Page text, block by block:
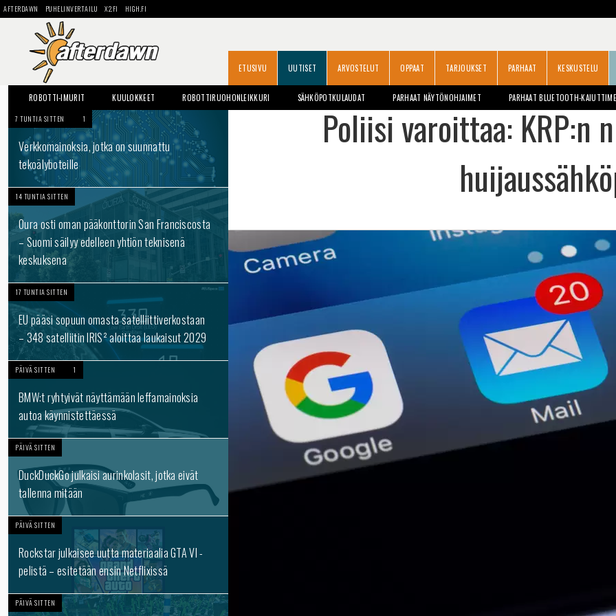
AFTERDAWN PUHELINVERTAILU X2.FI HIGH.FI
ETUSIVU UUTISET ARVOSTELUT OPPAAT TARJOUKSET PARHAAT KESKUSTELU
ROBOTTI-IMURIT KUULOKKEET ROBOTTIRUOHONLEIKKURI SÄHKÖPOTKULAUDAT PARHAAT NÄYTÖNOHJAIMET PARHAAT BLUETOOTH-
7 TUNTIA SITTEN 1
Verkkomainoksia, jotka on suunnattu
tekoälyboteille
14 TUNTIA SITTEN
Oura osti oman pääkonttorin San Franciscosta
– Suomi säilyy edelleen yhtiön teknisenä
keskuksena
17 TUNTIA SITTEN
EU pääsi sopuun omasta satelliittiverkostaan
– 348 satelliitin IRIS² aloittaa laukaisut 2029
PÄIVÄ SITTEN 1
BMW:t ryhtyivät näyttämään leffamainoksia
autoa käynnistettäessä
PÄIVÄ SITTEN
DuckDuckGo julkaisi aurinkolasit, jotka eivät
tallenna mitään
PÄIVÄ SITTEN
Rockstar julkaisee uutta materiaalia GTA VI -
pelistä – esitetään ensin Netflixissä
PÄIVÄ SITTEN
Poliisi varoittaa: KRP:n